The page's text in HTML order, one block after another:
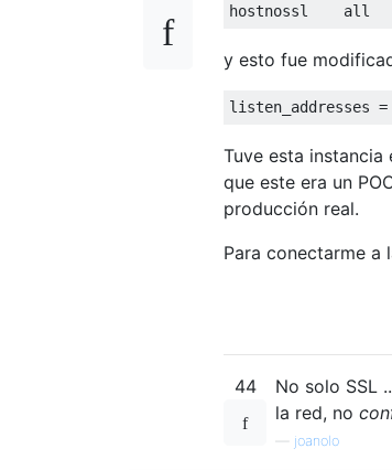
hostnossl all
y esto fue
listen_addresses =
Tuve esta instancia
que este era un
producción real.
Para conectarme a
44
No solo SSL
la red, no
joanolo